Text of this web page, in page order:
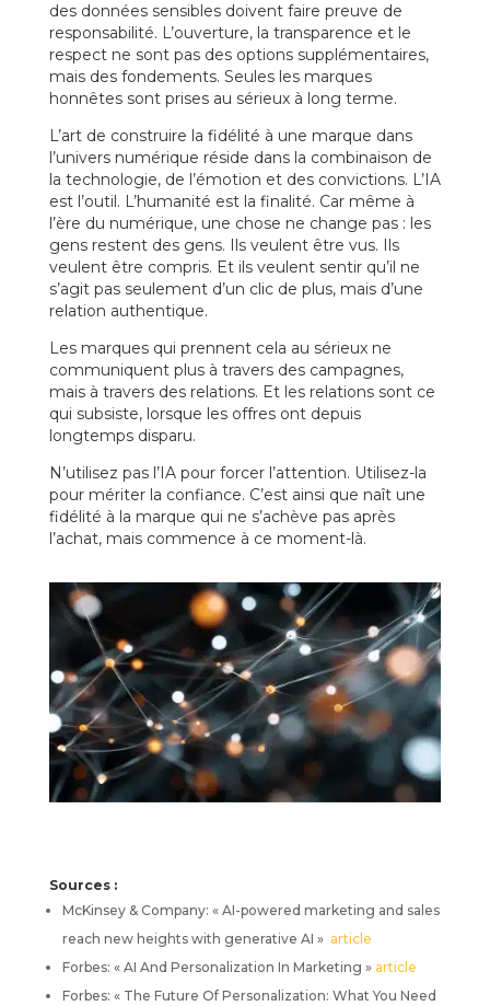
des données sensibles doivent faire preuve de
responsabilité. L’ouverture, la transparence et le
respect ne sont pas des options supplémentaires,
mais des fondements. Seules les marques
honnêtes sont prises au sérieux à long terme.
L’art de construire la fidélité à une marque dans
l’univers numérique réside dans la combinaison de
la technologie, de l’émotion et des convictions. L’IA
est l’outil. L’humanité est la finalité. Car même à
l’ère du numérique, une chose ne change pas : les
gens restent des gens. Ils veulent être vus. Ils
veulent être compris. Et ils veulent sentir qu’il ne
s’agit pas seulement d’un clic de plus, mais d’une
relation authentique.
Les marques qui prennent cela au sérieux ne
communiquent plus à travers des campagnes,
mais à travers des relations. Et les relations sont ce
qui subsiste, lorsque les offres ont depuis
longtemps disparu.
N’utilisez pas l’IA pour forcer l’attention. Utilisez-la
pour mériter la confiance. C’est ainsi que naît une
fidélité à la marque qui ne s’achève pas après
l’achat, mais commence à ce moment-là.
Sources :
McKinsey & Company: « AI-powered marketing and sales
reach new heights with generative AI » article
Forbes: « AI And Personalization In Marketing » article
Forbes: « The Future Of Personalization: What You Need